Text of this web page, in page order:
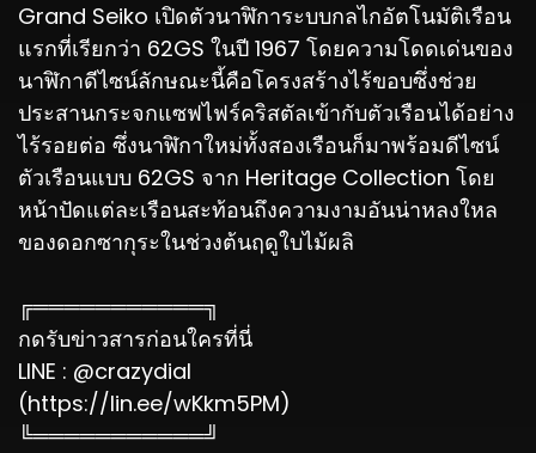
Grand Seiko เปิดตัวนาฬิการะบบกลไกอัตโนมัติเรือน
แรกที่เรียกว่า 62GS ในปี 1967 โดยความโดดเด่นของ
นาฬิกาดีไซน์ลักษณะนี้คือโครงสร้างไร้ขอบซึ่งช่วย
ประสานกระจกแซฟไฟร์คริสตัลเข้ากับตัวเรือนได้อย่าง
ไร้รอยต่อ ซึ่งนาฬิกาใหม่ทั้งสองเรือนก็มาพร้อมดีไซน์
ตัวเรือนแบบ 62GS จาก Heritage Collection โดย
หน้าปัดแต่ละเรือนสะท้อนถึงความงามอันน่าหลงใหล
ของดอกซากุระในช่วงต้นฤดูใบไม้ผลิ
╔═══════════╗
กดรับข่าวสารก่อนใครที่นี่
LINE : @crazydial
(https://lin.ee/wKkm5PM)
╚═══════════╝